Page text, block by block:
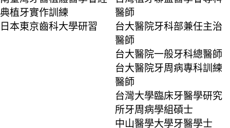
典植牙實作訓練
日本東京齒科大學研習
醫師
台大醫院牙科部兼任主治
醫師
台大醫院一般牙科總醫師
台大醫院牙周病專科訓練
醫師
台灣大學臨床牙醫學研究
所牙周病學組碩士
中山醫學大學牙醫學士